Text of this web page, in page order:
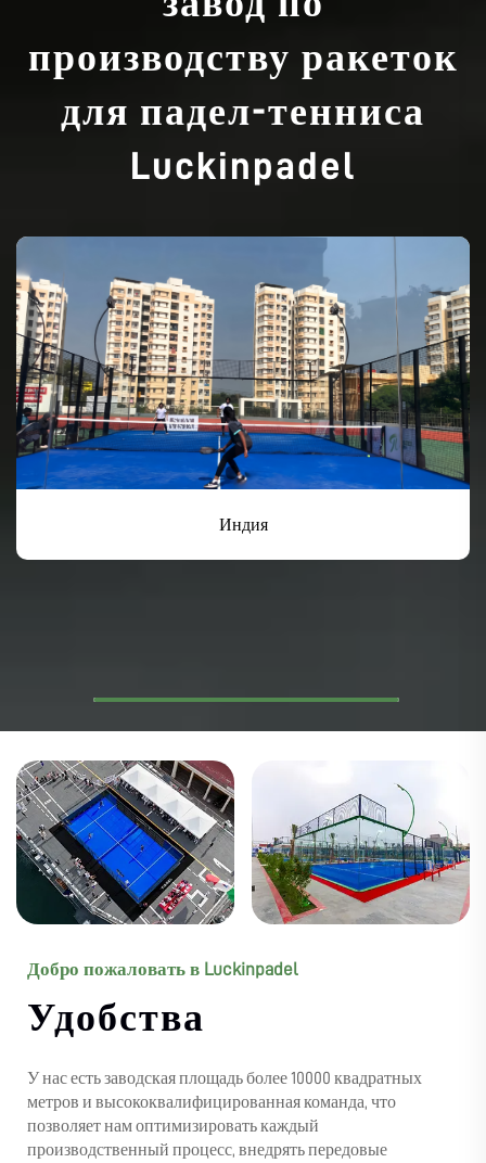
производству ракеток
для падел-тенниса
Luckinpadel
Индия
Добро пожаловать в Luckinpadel
Удобства
У нас есть заводская площадь более 10000 квадратных
метров и высококвалифицированная команда, что
позволяет нам оптимизировать каждый
производственный процесс, внедрять передовые